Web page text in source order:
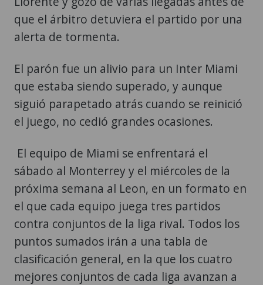
que el árbitro detuviera el partido por una
alerta de tormenta.
El parón fue un alivio para un Inter Miami
que estaba siendo superado, y aunque
siguió parapetado atrás cuando se reinició
el juego, no cedió grandes ocasiones.
El equipo de Miami se enfrentará el
sábado al Monterrey y el miércoles de la
próxima semana al Leon, en un formato en
el que cada equipo juega tres partidos
contra conjuntos de la liga rival. Todos los
puntos sumados irán a una tabla de
clasificación general, en la que los cuatro
mejores conjuntos de cada liga avanzan a